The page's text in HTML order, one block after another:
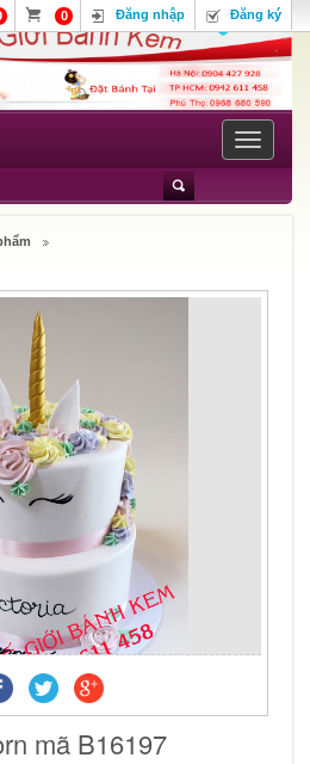
0 Đăng nhập Đăng ký
Toggle
mã B16197